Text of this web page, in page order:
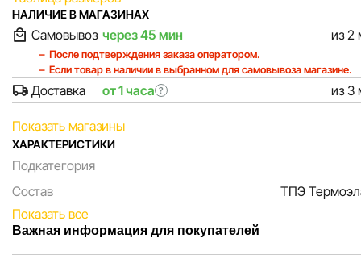
НАЛИЧИЕ В МАГАЗИНАХ
Самовывоз через 45 мин из 2
После подтверждения заказа оператором.
Если товар в наличии в выбранном для самовывоза магазине.
Доставка от 1 часа ? из 3
Показать магазины
ХАРАКТЕРИСТИКИ
Подкатегория
Состав
ТПЭ
Показать все
Важная информация для покупателей